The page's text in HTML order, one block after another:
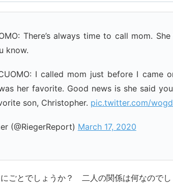
There’s always time to call mom.
know.
I called mom just before I came
her favorite. Good news is she said
son, Christopher. pic.twitter.com/
(@RiegerReport) March 17, 2020
ごとでしょうか？ 二人の関係は何なのでし